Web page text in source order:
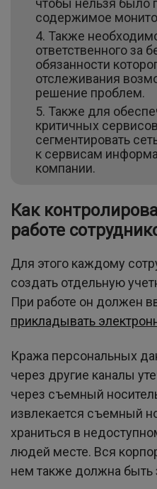
чтобы нельзя было
содержимое
Также
ответственного за
обязанности
отслеживания
решение проблем.
Также для
критичных
сегментировать
к сервисам
компании.
Как
работе
Для этого каждому
создать отдельную
При работе он должен
прикладывать
Кража персональных
через другие каналы
через съемный
извлекается съемный
храниться в
людей месте. Вся
нем также должна быть